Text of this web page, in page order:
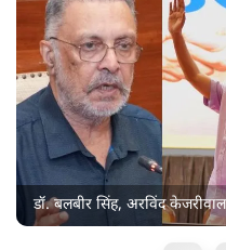
डॉ. बलबीर सिंह, अरविंद